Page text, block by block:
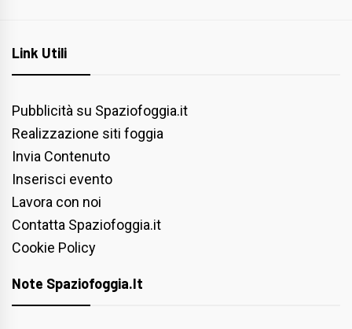
Link Utili
Pubblicità su Spaziofoggia.it
Realizzazione siti foggia
Invia Contenuto
Inserisci evento
Lavora con noi
Contatta Spaziofoggia.it
Cookie Policy
Note Spaziofoggia.it